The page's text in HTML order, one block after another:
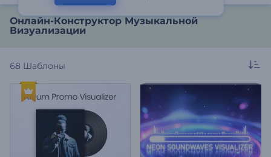
Онлайн-Конструктор Музыкальной
Визуализации
68 Шаблоны